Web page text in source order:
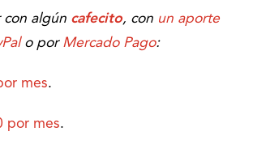
con algún cafecito, con un aporte
o porMercado Pago:
mes.
por mes.